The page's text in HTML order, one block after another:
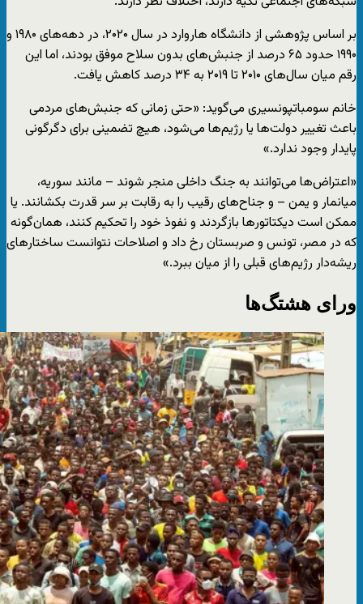
بر اساس پژوهشی از دانشگاه هاروارد در سال ۲۰۲۰، در دهه‌های ۱۹۸۰ و
۱۹۹۰ حدود ۶۵ درصد از جنبش‌های بدون سلاح موفق بودند، اما این
رقم میان سال‌های ۲۰۱۰ تا ۲۰۱۹ به ۳۴ درصد کاهش یافت.
خانم سومباتپونسیری می‌گوید: «حتی زمانی که جنبش‌های مردمی
باعث تغییر دولت‌ها یا رژیم‌ها می‌شود، هیچ تضمینی برای دگرگونی
پایدار وجود ندارد.»
«اعتراض‌ها می‌توانند به جنگ داخلی منجر شوند – مانند سوریه،
میانمار و یمن – و جناح‌های رقیب را به رقابت بر سر قدرت بکشانند. یا
ممکن است دیکتاتورها بازگردند و نفوذ خود را تحکیم کنند، همان‌گونه
که در مصر، تونس و صربستان رخ داد و اصلاحات نتوانست ساختارهای
ریشه‌دار رژیم‌های قبلی را از میان ببرد.»
ورای هشتگ‌ها